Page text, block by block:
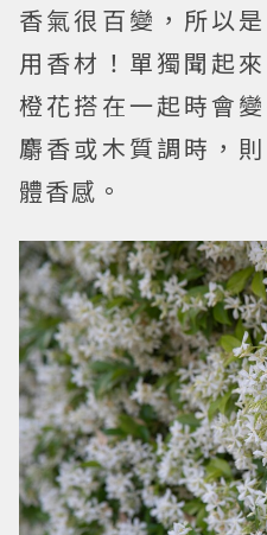
香氣很百變，所以
用香材！單獨聞起
橙花搭在一起時會
麝香或木質調時，
體香感。